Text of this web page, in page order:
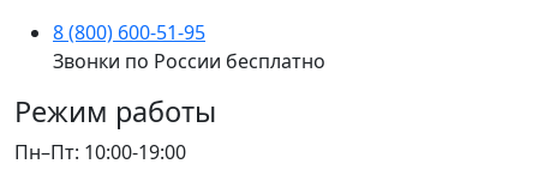
8 (800) 600-51-95
Звонки по России бесплатно
Режим работы
Пн–Пт: 10:00-19:00